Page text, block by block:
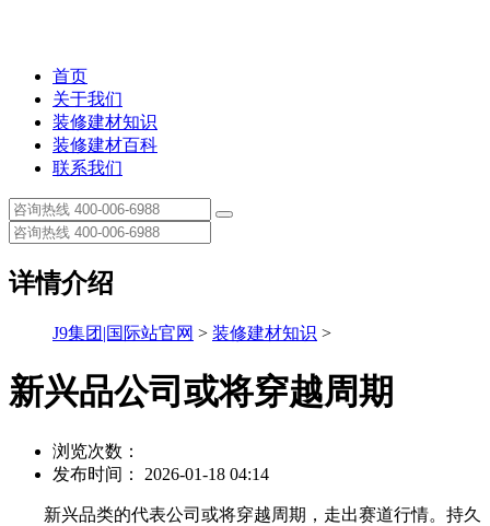
首页
关于我们
装修建材知识
装修建材百科
联系我们
详情介绍
J9集团|国际站官网 > 装修建材知识 >
新兴品公司或将穿越周期
浏览次数：
发布时间： 2026-01-18 04:14
新兴品类的代表公司或将穿越周期，走出赛道行情。持久